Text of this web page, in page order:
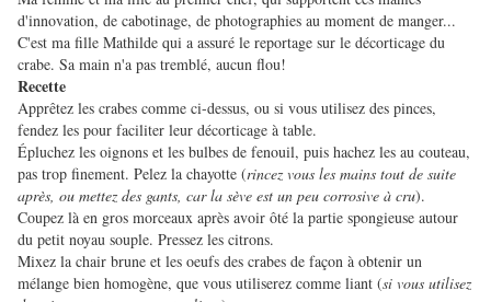
d'innovation, de cabotinage, de photographies au moment de manger...
C'est ma fille Mathilde qui a assuré le reportage sur le décorticage du
crabe. Sa main n'a pas tremblé, aucun flou!
Recette
Apprêtez les crabes comme ci-dessus, ou si vous utilisez des pinces,
fendez les pour faciliter leur décorticage à table.
Épluchez les oignons et les bulbes de fenouil, puis hachez les au couteau,
pas trop finement. Pelez la chayotte (rincez vous les mains tout de suite
après, ou mettez des gants, car la sève est un peu corrosive à cru).
Coupez là en gros morceaux après avoir ôté la partie spongieuse autour
du petit noyau souple. Pressez les citrons.
Mixez la chair brune et les oeufs des crabes de façon à obtenir un
mélange bien homogène, que vous utiliserez comme liant (si vous utilisez